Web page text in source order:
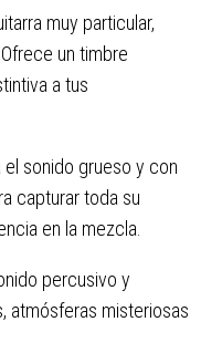
muy particular,
un timbre
a tus
sonido grueso y con
capturar toda su
en la mezcla.
percusivo y
atmósferas misteriosas